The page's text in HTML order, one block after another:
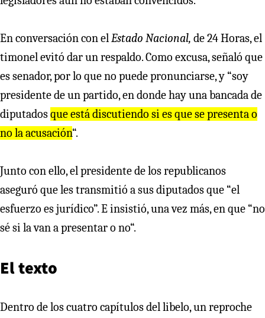
En conversación con elEstado Nacional, de 24 Horas, el
timonel evitó dar un respaldo. Como excusa, señaló que
es senador, por lo que no puede pronunciarse, y “soy
presidente de un partido, en donde hay una bancada de
diputadosque está discutiendo si es que se presenta o
no la acusación“.
Junto con ello, el presidente de los republicanos
aseguró que les transmitió a sus diputados que “el
esfuerzo es jurídico”. E insistió, una vez más, en que “no
sé si la van a presentar o no“.
El texto
Dentro de los cuatro capítulos del libelo, un reproche